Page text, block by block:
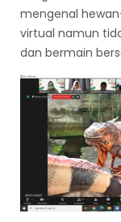
mengenal
virtual namun
dan bermain